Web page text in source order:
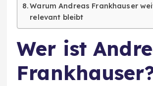
Warum Andreas Frankhauser
relevant bleibt
Wer ist